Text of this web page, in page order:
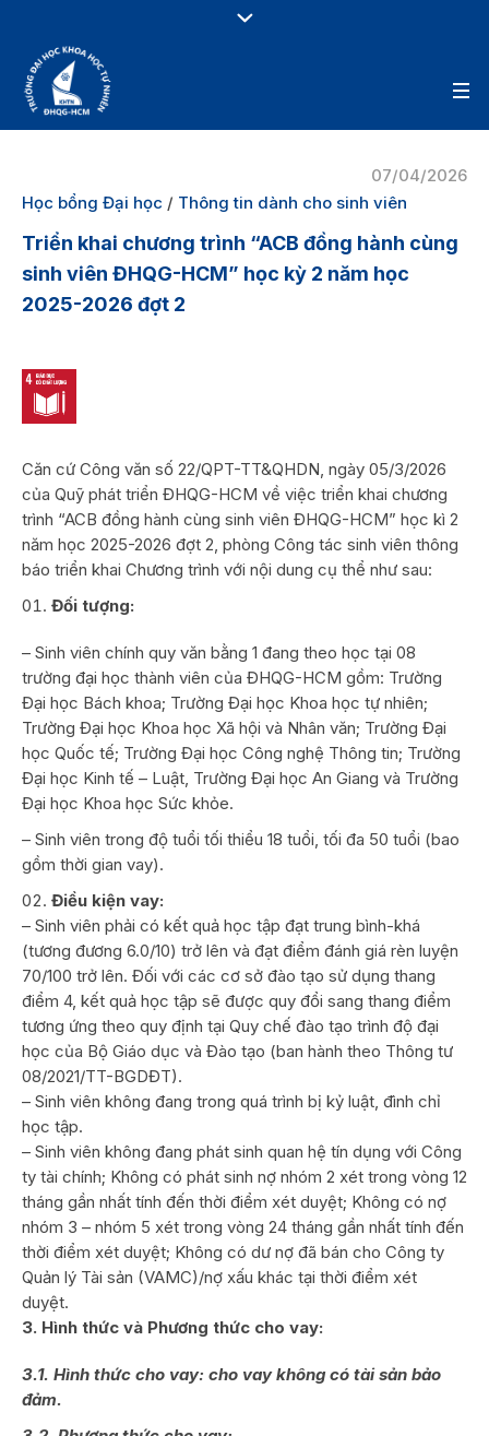
07/04/2026
Học bổng Đại học / Thông tin dành cho sinh viên
Triển khai chương trình “ACB đồng hành cùng
sinh viên ĐHQG-HCM” học kỳ 2 năm học
2025-2026 đợt 2
Căn cứ Công văn số 22/QPT-TT&QHDN, ngày 05/3/2026
của Quỹ phát triển ĐHQG-HCM về việc triển khai chương
trình “ACB đồng hành cùng sinh viên ĐHQG-HCM” học kì 2
năm học 2025-2026 đợt 2, phòng Công tác sinh viên thông
báo triển khai Chương trình với nội dung cụ thể như sau:
Đối tượng:
– Sinh viên chính quy văn bằng 1 đang theo học tại 08
trường đại học thành viên của ĐHQG-HCM gồm: Trường
Đại học Bách khoa; Trường Đại học Khoa học tự nhiên;
Trường Đại học Khoa học Xã hội và Nhân văn; Trường Đại
học Quốc tế; Trường Đại học Công nghệ Thông tin; Trường
Đại học Kinh tế – Luật, Trường Đại học An Giang và Trường
Đại học Khoa học Sức khỏe.
– Sinh viên trong độ tuổi tối thiểu 18 tuổi, tối đa 50 tuổi (bao
gồm thời gian vay).
Điều kiện vay:
– Sinh viên phải có kết quả học tập đạt trung bình-khá
(tương đương 6.0/10) trở lên và đạt điểm đánh giá rèn luyện
70/100 trở lên. Đối với các cơ sở đào tạo sử dụng thang
điểm 4, kết quả học tập sẽ được quy đổi sang thang điểm
tương ứng theo quy định tại Quy chế đào tạo trình độ đại
học của Bộ Giáo dục và Đào tạo (ban hành theo Thông tư
08/2021/TT-BGDĐT).
– Sinh viên không đang trong quá trình bị kỷ luật, đình chỉ
học tập.
– Sinh viên không đang phát sinh quan hệ tín dụng với Công
ty tài chính; Không có phát sinh nợ nhóm 2 xét trong vòng 12
tháng gần nhất tính đến thời điểm xét duyệt; Không có nợ
nhóm 3 – nhóm 5 xét trong vòng 24 tháng gần nhất tính đến
thời điểm xét duyệt; Không có dư nợ đã bán cho Công ty
Quản lý Tài sản (VAMC)/nợ xấu khác tại thời điểm xét
duyệt.
3. Hình thức và Phương thức cho vay:
3.1. Hình thức cho vay: cho vay không có tài sản bảo
đảm.